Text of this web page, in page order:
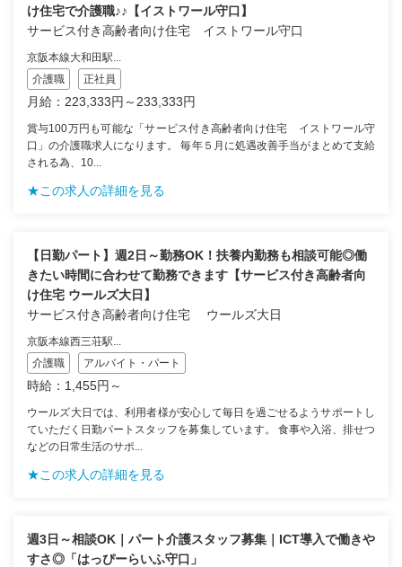
け住宅で介護職♪♪【イストワール守口】
サービス付き高齢者向け住宅 イストワール守口
京阪本線大和田駅...
介護職
正社員
月給：223,333円～233,333円
賞与100万円も可能な「サービス付き高齢者向け住宅 イストワール守
口」の介護職求人になります。 毎年５月に処遇改善手当がまとめて支給
される為、10...
★この求人の詳細を見る
【日勤パート】週2日～勤務OK！扶養内勤務も相談可能◎働
きたい時間に合わせて勤務できます【サービス付き高齢者向
け住宅 ウールズ大日】
サービス付き高齢者向け住宅 ウールズ大日
京阪本線西三荘駅...
介護職
アルバイト・パート
時給：1,455円～
ウールズ大日では、利用者様が安心して毎日を過ごせるようサポートし
ていただく日勤パートスタッフを募集しています。 食事や入浴、排せつ
などの日常生活のサポ...
★この求人の詳細を見る
週3日～相談OK｜パート介護スタッフ募集｜ICT導入で働きや
すさ◎「はっぴーらいふ守口」